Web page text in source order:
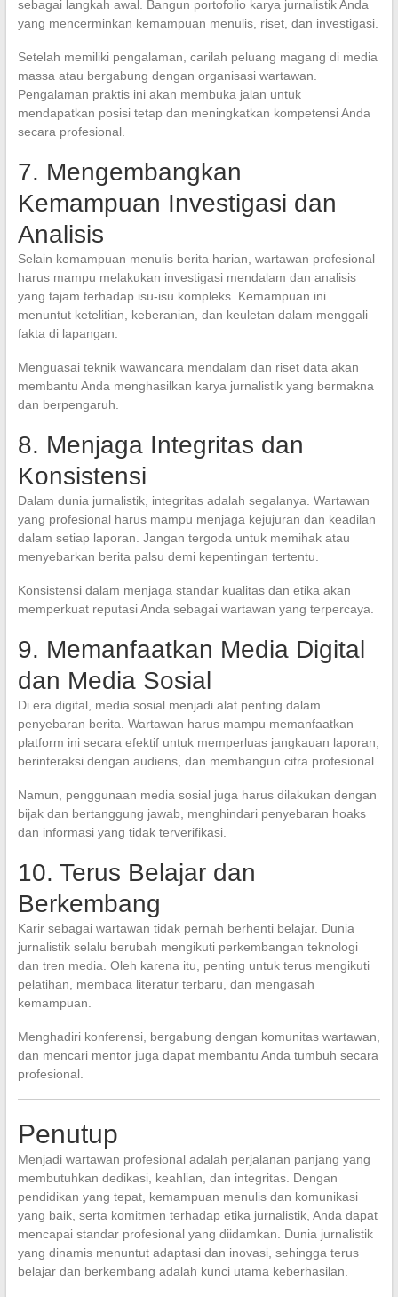
sebagai langkah awal. Bangun portofolio karya jurnalistik Anda
yang mencerminkan kemampuan menulis, riset, dan investigasi.
Setelah memiliki pengalaman, carilah peluang magang di media
massa atau bergabung dengan organisasi wartawan.
Pengalaman praktis ini akan membuka jalan untuk
mendapatkan posisi tetap dan meningkatkan kompetensi Anda
secara profesional.
7. Mengembangkan
Kemampuan Investigasi dan
Analisis
Selain kemampuan menulis berita harian, wartawan profesional
harus mampu melakukan investigasi mendalam dan analisis
yang tajam terhadap isu-isu kompleks. Kemampuan ini
menuntut ketelitian, keberanian, dan keuletan dalam menggali
fakta di lapangan.
Menguasai teknik wawancara mendalam dan riset data akan
membantu Anda menghasilkan karya jurnalistik yang bermakna
dan berpengaruh.
8. Menjaga Integritas dan
Konsistensi
Dalam dunia jurnalistik, integritas adalah segalanya. Wartawan
yang profesional harus mampu menjaga kejujuran dan keadilan
dalam setiap laporan. Jangan tergoda untuk memihak atau
menyebarkan berita palsu demi kepentingan tertentu.
Konsistensi dalam menjaga standar kualitas dan etika akan
memperkuat reputasi Anda sebagai wartawan yang terpercaya.
9. Memanfaatkan Media Digital
dan Media Sosial
Di era digital, media sosial menjadi alat penting dalam
penyebaran berita. Wartawan harus mampu memanfaatkan
platform ini secara efektif untuk memperluas jangkauan laporan,
berinteraksi dengan audiens, dan membangun citra profesional.
Namun, penggunaan media sosial juga harus dilakukan dengan
bijak dan bertanggung jawab, menghindari penyebaran hoaks
dan informasi yang tidak terverifikasi.
10. Terus Belajar dan
Berkembang
Karir sebagai wartawan tidak pernah berhenti belajar. Dunia
jurnalistik selalu berubah mengikuti perkembangan teknologi
dan tren media. Oleh karena itu, penting untuk terus mengikuti
pelatihan, membaca literatur terbaru, dan mengasah
kemampuan.
Menghadiri konferensi, bergabung dengan komunitas wartawan,
dan mencari mentor juga dapat membantu Anda tumbuh secara
profesional.
Penutup
Menjadi wartawan profesional adalah perjalanan panjang yang
membutuhkan dedikasi, keahlian, dan integritas. Dengan
pendidikan yang tepat, kemampuan menulis dan komunikasi
yang baik, serta komitmen terhadap etika jurnalistik, Anda dapat
mencapai standar profesional yang diidamkan. Dunia jurnalistik
yang dinamis menuntut adaptasi dan inovasi, sehingga terus
belajar dan berkembang adalah kunci utama keberhasilan.